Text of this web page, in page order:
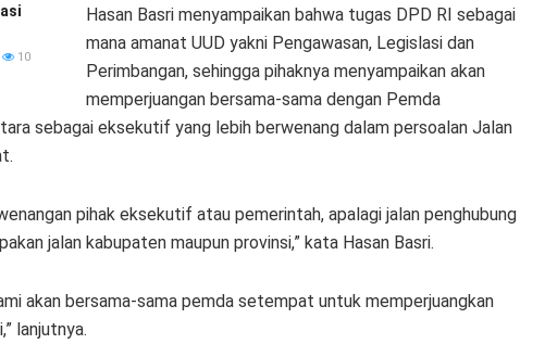
10
Hasan Basri menyampaikan bahwa tugas DPD RI sebagai
mana amanat UUD yakni Pengawasan, Legislasi dan
Perimbangan, sehingga pihaknya menyampaikan akan
memperjuangan bersama-sama dengan Pemda
sebagai eksekutif yang lebih berwenang dalam persoalan Jalan
pihak eksekutif atau pemerintah, apalagi jalan penghubung
jalan kabupaten maupun provinsi,” kata Hasan Basri.
akan bersama-sama pemda setempat untuk memperjuangkan
lanjutnya.